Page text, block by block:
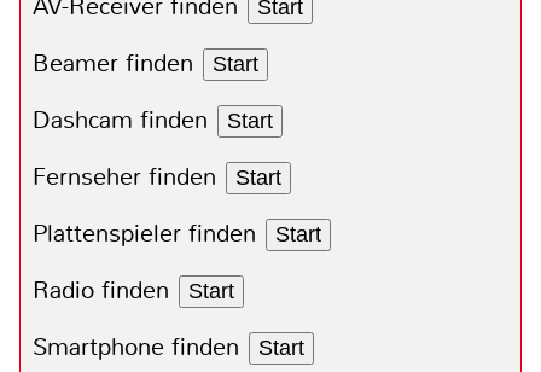
AV-Receiver finden Start
Beamer finden Start
Dashcam finden Start
Fernseher finden Start
Plattenspieler finden Start
Radio finden Start
Smartphone finden Start